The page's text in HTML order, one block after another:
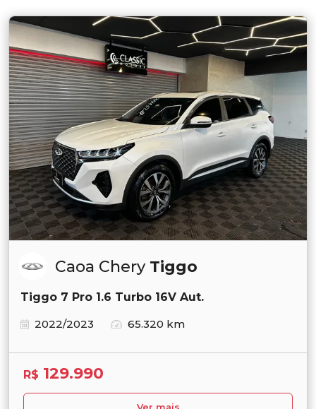
Caoa Chery Tiggo
Tiggo 7 Pro 1.6 Turbo 16V Aut.
2022/2023
65.320 km
R$ 129.990